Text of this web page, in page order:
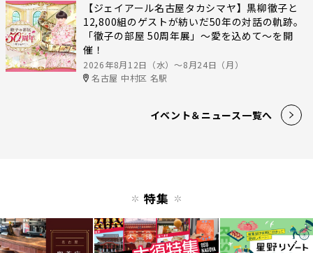
【ジェイアール名古屋タカシマヤ】黒柳徹子と
12,800組のゲストが紡いだ50年の対話の軌跡。
「徹子の部屋 50周年展」～愛を込めて～を開
催！
2026年8月12日（水）〜8月24日（月）
名古屋 中村区 名駅
イベント＆ニュース一覧へ
特集